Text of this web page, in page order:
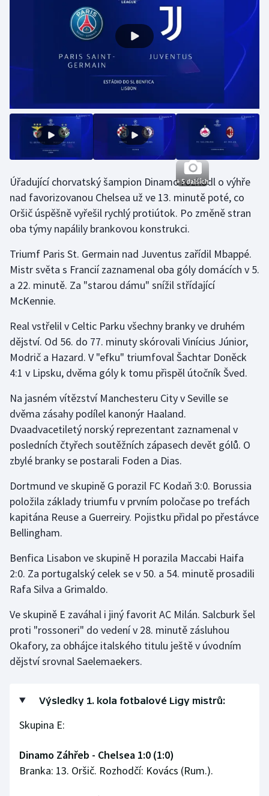
Gymnastika
Jezdectví
Judo
Krasobruslení
Lezení
Lyže a snowboard
Moderní pětiboj
Motorsport
Olympijské hry
Parasport
Plavání
Plážový volejbal
Ragby
Rychlobruslení
Rychlostní kanoistika
Sportovní střelba
Stolní tenis
Triatlon
Veslování
Vodní slalom
Volejbal
+ 5 dalších
Úřadující chorvatský šampion Dinamo rozhodl o výhře
nad favorizovanou Chelsea už ve 13. minutě poté, co
Oršič úspěšně vyřešil rychlý protiútok. Po změně stran
oba týmy napálily brankovou konstrukci.
Triumf Paris St. Germain nad Juventus zařídil Mbappé.
Mistr světa s Francií zaznamenal oba góly domácích v 5.
a 22. minutě. Za "starou dámu" snížil střídající
McKennie.
Real vstřelil v Celtic Parku všechny branky ve druhém
dějství. Od 56. do 77. minuty skórovali Vinícius Júnior,
Modrič a Hazard. V "efku" triumfoval Šachtar Doněck
4:1 v Lipsku, dvěma góly k tomu přispěl útočník Šved.
Na jasném vítězství Manchesteru City v Seville se
dvěma zásahy podílel kanonýr Haaland.
Dvaadvacetiletý norský reprezentant zaznamenal v
posledních čtyřech soutěžních zápasech devět gólů. O
zbylé branky se postarali Foden a Dias.
Dortmund ve skupině G porazil FC Kodaň 3:0. Borussia
položila základy triumfu v prvním poločase po trefách
kapitána Reuse a Guerreiry. Pojistku přidal po přestávce
Bellingham.
Benfica Lisabon ve skupině H porazila Maccabi Haifa
2:0. Za portugalský celek se v 50. a 54. minutě prosadili
Rafa Silva a Grimaldo.
Ve skupině E zaváhal i jiný favorit AC Milán. Salcburk šel
proti "rossoneri" do vedení v 28. minutě zásluhou
Okafory, za obhájce italského titulu ještě v úvodním
dějství srovnal Saelemaekers.
Výsledky 1. kola fotbalové Ligy mistrů:
Skupina E:
Dinamo Záhřeb - Chelsea 1:0 (1:0)
Branka: 13. Oršič. Rozhodčí: Kovács (Rum.).